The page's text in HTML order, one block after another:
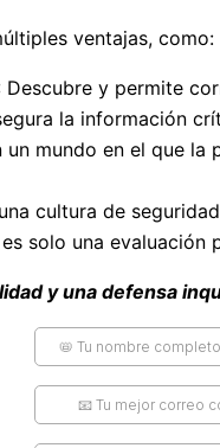
ventajas, como:
Descubre y permite
la información
un mundo en el que
cultura de
solo una
y una defensa